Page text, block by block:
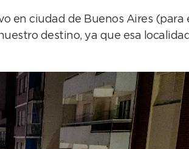
en ciudad de Buenos Aires (para
destino, ya que esa